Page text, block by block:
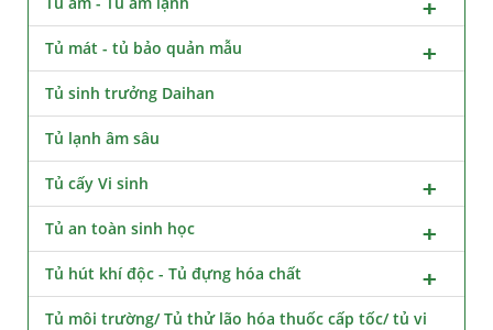
Tủ mát - tủ bảo quản mẫu
Tủ sinh trưởng Daihan
Tủ lạnh âm sâu
Tủ cấy Vi sinh
Tủ an toàn sinh học
Tủ hút khí độc - Tủ đựng hóa chất
Tủ môi trường/ Tủ thử lão hóa thuốc cấp tốc/ tủ vi